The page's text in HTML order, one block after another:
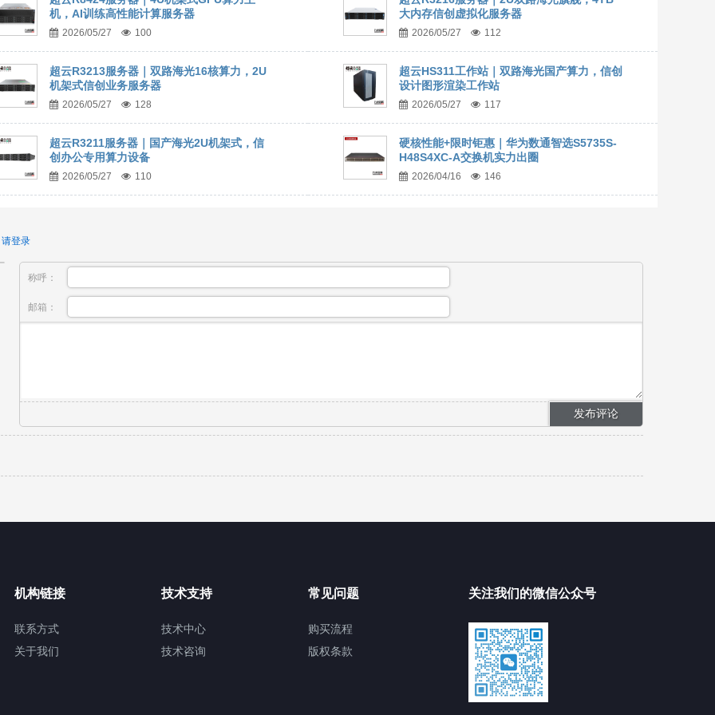
机，AI训练高性能计算服务器
2026/05/27 100
大内存信创虚拟化服务器
2026/05/27 112
超云R3213服务器｜双路海光16核算力，2U
机架式信创业务服务器
2026/05/27 128
超云HS311工作站｜双路海光国产算力，信创
设计图形渲染工作站
2026/05/27 117
超云R3211服务器｜国产海光2U机架式，信
创办公专用算力设备
2026/05/27 110
硬核性能+限时钜惠｜华为数通智选S5735S-
H48S4XC-A交换机实力出圈
2026/04/16 146
请登录
称呼：
邮箱：
机构链接
联系方式
关于我们
技术支持
技术中心
技术咨询
常见问题
购买流程
版权条款
关注我们的微信公众号